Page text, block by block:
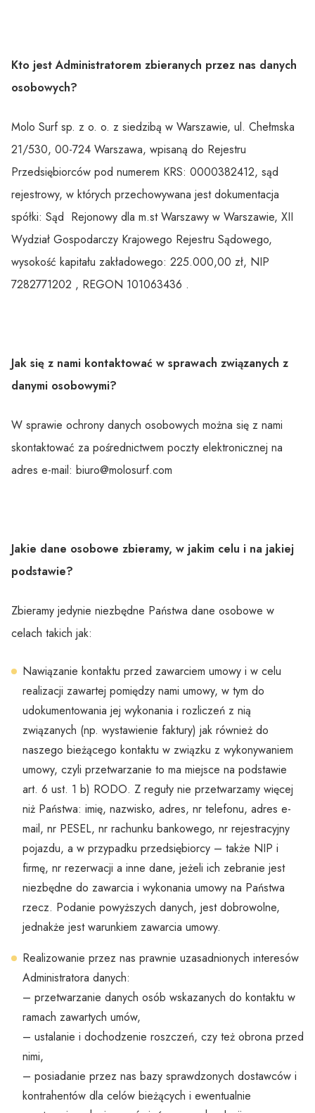
Kto jest Administratorem zbieranych przez nas danych
osobowych?
Molo Surf sp. z o. o. z siedzibą w Warszawie, ul. Chełmska
21/530, 00-724 Warszawa, wpisaną do Rejestru
Przedsiębiorców pod numerem KRS: 0000382412, sąd
rejestrowy, w których przechowywana jest dokumentacja
spółki: Sąd Rejonowy dla m.st Warszawy w Warszawie, XII
Wydział Gospodarczy Krajowego Rejestru Sądowego,
wysokość kapitału zakładowego: 225.000,00 zł, NIP
7282771202 , REGON 101063436 .
Jak się z nami kontaktować w sprawach związanych z
danymi osobowymi?
W sprawie ochrony danych osobowych można się z nami
skontaktować za pośrednictwem poczty elektronicznej na
adres e-mail: biuro@molosurf.com
Jakie dane osobowe zbieramy, w jakim celu i na jakiej
podstawie?
Zbieramy jedynie niezbędne Państwa dane osobowe w
celach takich jak:
Nawiązanie kontaktu przed zawarciem umowy i w celu
realizacji zawartej pomiędzy nami umowy, w tym do
udokumentowania jej wykonania i rozliczeń z nią
związanych (np. wystawienie faktury) jak również do
naszego bieżącego kontaktu w związku z wykonywaniem
umowy, czyli przetwarzanie to ma miejsce na podstawie
art. 6 ust. 1 b) RODO. Z reguły nie przetwarzamy więcej
niż Państwa: imię, nazwisko, adres, nr telefonu, adres e-
mail, nr PESEL, nr rachunku bankowego, nr rejestracyjny
pojazdu, a w przypadku przedsiębiorcy – także NIP i
firmę, nr rezerwacji a inne dane, jeżeli ich zebranie jest
niezbędne do zawarcia i wykonania umowy na Państwa
rzecz. Podanie powyższych danych, jest dobrowolne,
jednakże jest warunkiem zawarcia umowy.
Realizowanie przez nas prawnie uzasadnionych interesów
Administratora danych:
– przetwarzanie danych osób wskazanych do kontaktu w
ramach zawartych umów,
– ustalanie i dochodzenie roszczeń, czy też obrona przed
nimi,
– posiadanie przez nas bazy sprawdzonych dostawców i
kontrahentów dla celów bieżących i ewentualnie